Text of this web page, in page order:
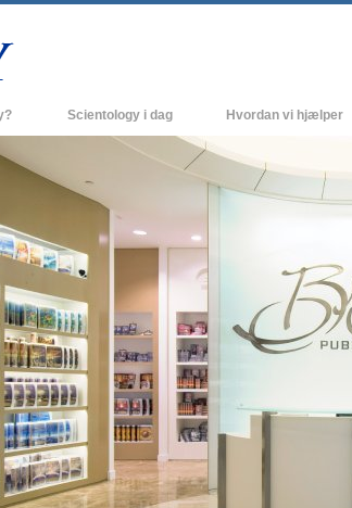
om Scientology
Scientology i dag
Nye Scientology kirker
Avancerede Organisationer
Flag Landbasen
Freewinds
Bringer Scientology ud til hele verden
David Miscavige - Scientology
religionens kirkelige leder
Hvordan vi hjælper